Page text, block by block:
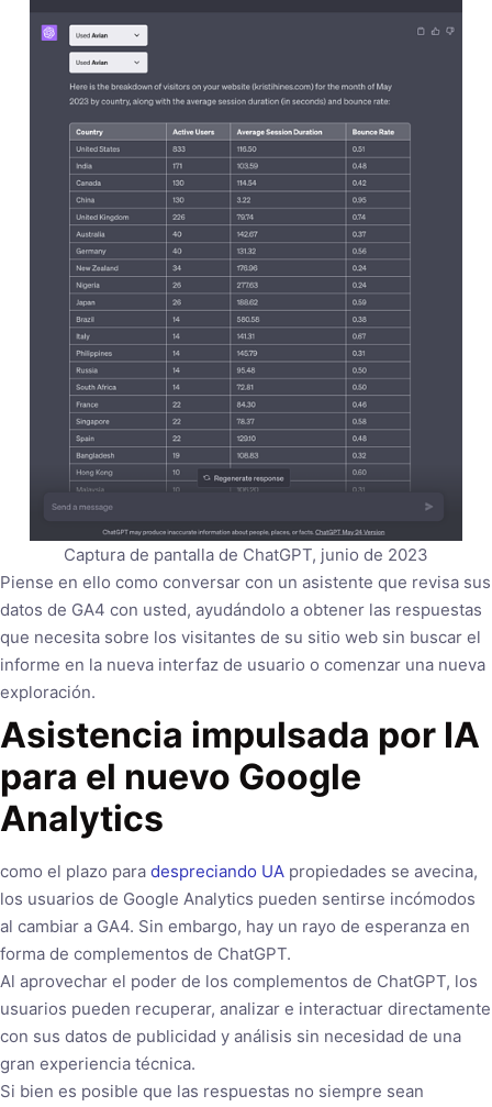
Captura de pantalla de ChatGPT, junio de 2023
Piense en ello como conversar con un asistente que revisa sus
datos de GA4 con usted, ayudándolo a obtener las respuestas
que necesita sobre los visitantes de su sitio web sin buscar el
informe en la nueva interfaz de usuario o comenzar una nueva
exploración.
Asistencia impulsada por IA
para el nuevo Google
Analytics
como el plazo para despreciando UA propiedades se avecina,
los usuarios de Google Analytics pueden sentirse incómodos
al cambiar a GA4. Sin embargo, hay un rayo de esperanza en
forma de complementos de ChatGPT.
Al aprovechar el poder de los complementos de ChatGPT, los
usuarios pueden recuperar, analizar e interactuar directamente
con sus datos de publicidad y análisis sin necesidad de una
gran experiencia técnica.
Si bien es posible que las respuestas no siempre sean